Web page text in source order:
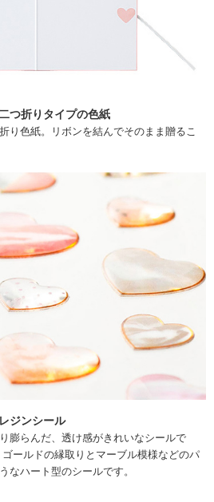
つ折りタイプの色紙
り色紙。リボンを結んでそのまま贈るこ
ジンシール
膨らんだ、透け感がきれいなシールで
ールドの縁取りとマーブル模様などのパ
なハート型のシールです。